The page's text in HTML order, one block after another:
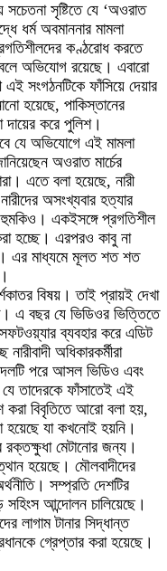
সচেতনা সৃষ্টিতে যে ‘অওরাত
ধর্ম অবমাননার মামলা
কণ্ঠরোধ করতে
বলে অভিযোগ রয়েছে। এবারো
এই সংগঠনটিকে ফাঁসিয়ে দেয়ার
হয়েছে, পাকিস্তানের
দায়ের করে পুলিশ।
যে অভিযোগে এই মামলা
অওরাত মার্চের
এতে বলা হয়েছে, নারী
অসংখ্যবার হত্যার
হুমকিও। একইসঙ্গে প্রগতিশীল
হচ্ছে। এরপরও কাবু না
এর মাধ্যমে মূলত শত শত
বিষয়। তাই প্রায়ই দেখা
এ বছর যে ভিডিওর ভিত্তিতে
ব্যবহার করে এডিট
অধিকারকর্মীরা
পরে আসল ভিডিও এবং
যে তাদেরকে ফাঁসাতেই এই
করা বিবৃতিতে আরো বলা হয়,
যা কখনোই হয়নি।
মেটানোর জন্য।
হয়েছে। মৌলবাদীদের
সম্প্রতি দেশটির
আন্দোলন চালিয়েছে।
লাগাম টানার সিদ্ধান্ত
গ্রেপ্তার করা হয়েছে।